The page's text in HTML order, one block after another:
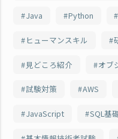
Java Python
ヒューマンスキル
見どころ紹介 オブ
試験対策 AWS
JavaScript SQL基